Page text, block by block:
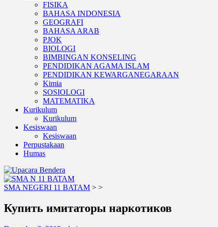
FISIKA
BAHASA INDONESIA
GEOGRAFI
BAHASA ARAB
PJOK
BIOLOGI
BIMBINGAN KONSELING
PENDIDIKAN AGAMA ISLAM
PENDIDIKAN KEWARGANEGARAAN
Kimia
SOSIOLOGI
MATEMATIKA
Kurikulum
Kurikulum
Kesiswaan
Kesiswaan
Perpustakaan
Humas
SMA NEGERI 11 BATAM > >
Купить имитаторы наркотиков